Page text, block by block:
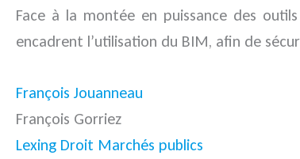
Face à la montée en puissance des
encadrent l’utilisation du BIM, afin de
François Jouanneau
François Gorriez
Lexing Droit Marchés publics